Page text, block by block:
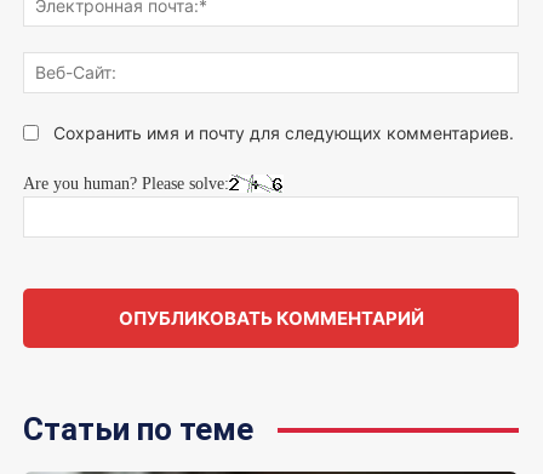
Сохранить имя и почту для следующих комментариев.
Are you human? Please solve:
Статьи по теме